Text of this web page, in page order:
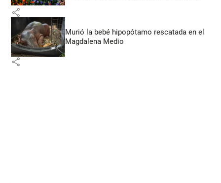
share
Murió la bebé hipopótamo rescatada en el
Magdalena Medio
share